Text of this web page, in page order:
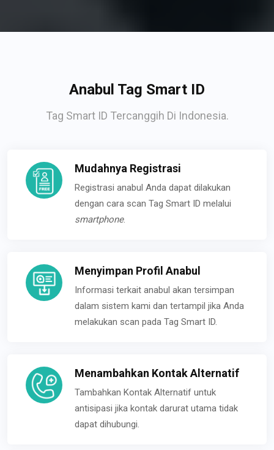
Anabul Tag Smart ID
Tag Smart ID Tercanggih Di Indonesia.
Mudahnya Registrasi
Registrasi anabul Anda dapat dilakukan
dengan cara scan Tag Smart ID melalui
smartphone.
Menyimpan Profil Anabul
Informasi terkait anabul akan tersimpan
dalam sistem kami dan tertampil jika Anda
melakukan scan pada Tag Smart ID.
Menambahkan Kontak Alternatif
Tambahkan Kontak Alternatif untuk
antisipasi jika kontak darurat utama tidak
dapat dihubungi.